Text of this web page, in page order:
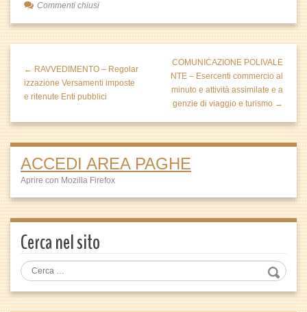
Commenti chiusi
← RAVVEDIMENTO – Regolar
izzazione Versamenti imposte
e ritenute Enti pubblici
COMUNICAZIONE POLIVALE
NTE – Esercenti commercio al
minuto e attività assimilate e a
genzie di viaggio e turismo →
ACCEDI AREA PAGHE
Aprire con Mozilla Firefox
Cerca nel sito